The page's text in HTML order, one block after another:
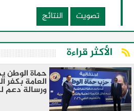
تصويت النتائج
الأكثر قراءة
حماة الوطن
العامة بكفر
ورسالة دعم